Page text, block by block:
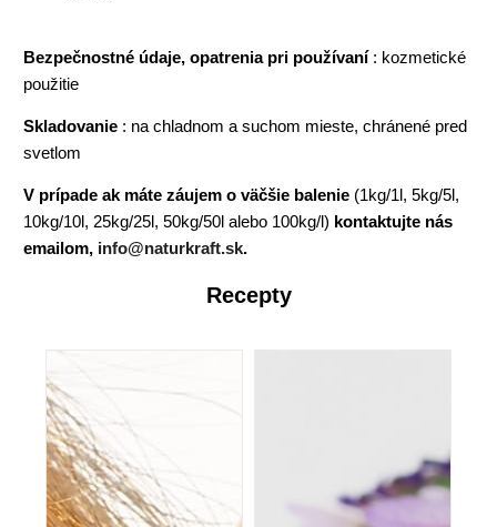
Bezpečnostné údaje, opatrenia pri používaní: kozmetické
použitie
Skladovanie : na chladnom a suchom mieste, chránené pred
svetlom
V prípade ak máte záujem o väčšie balenie (1kg/1l, 5kg/5l,
10kg/10l, 25kg/25l, 50kg/50l alebo 100kg/l) kontaktujte nás
emailom, info@naturkraft.sk.
Recepty